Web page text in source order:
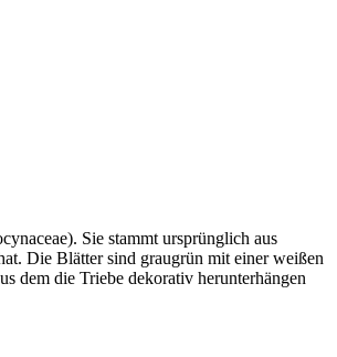
Sie stammt ursprünglich aus
Die Blätter sind graugrün mit einer weißen
dem die Triebe dekorativ herunterhängen